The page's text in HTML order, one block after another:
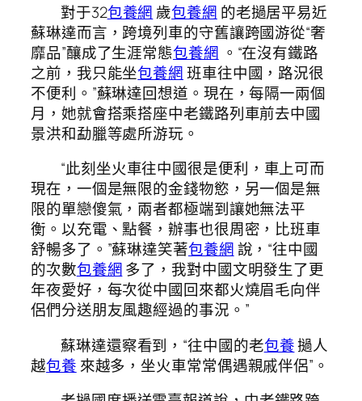
對于32包養網 歲包養網 的老撾居平易近
蘇琳達而言，跨境列車的守舊讓跨國游從“奢
靡品”釀成了生涯常態包養網 。“在沒有鐵路
之前，我只能坐包養網班車往中國，路況很
不便利。”蘇琳達回想道。現在，每隔一兩個
月，她就會搭乘搭座中老鐵路列車前去中國
景洪和勐臘等處所游玩。
“此刻坐火車往中國很是便利，車上可而
現在，一個是無限的金錢物慾，另一個是無
限的單戀傻氣，兩者都極端到讓她無法平
衡。以充電、點餐，辦事也很周密，比班車
舒暢多了。”蘇琳達笑著包養網說，“往中國
的次數包養網多了，我對中國文明發生了更
年夜愛好，每次從中國回來都火燒眉毛向伴
侶們分送朋友風趣經過的事況。”
蘇琳達還察看到，“往中國的老包養撾人
越包養 來越多，坐火車常常偶遇親戚伴侶”。